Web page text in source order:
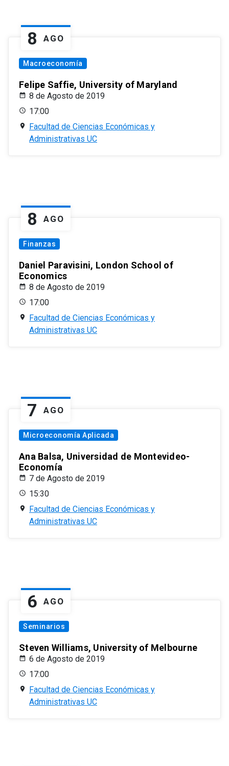
8 AGO
Macroeconomía
Felipe Saffie, University of Maryland
8 de Agosto de 2019
17:00
Facultad de Ciencias Económicas y
Administrativas UC
8 AGO
Finanzas
Daniel Paravisini, London School of
Economics
8 de Agosto de 2019
17:00
Facultad de Ciencias Económicas y
Administrativas UC
7 AGO
Microeconomía Aplicada
Ana Balsa, Universidad de Montevideo-
Economía
7 de Agosto de 2019
15:30
Facultad de Ciencias Económicas y
Administrativas UC
6 AGO
Seminarios
Steven Williams, University of Melbourne
6 de Agosto de 2019
17:00
Facultad de Ciencias Económicas y
Administrativas UC